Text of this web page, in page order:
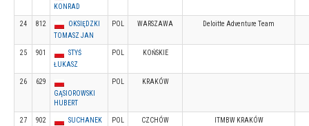
KONRAD
24 812
OKSIĘDZKI
TOMASZ JAN
POL WARSZAWA Deloitte Adventure Team
25 901
STYŚ
ŁUKASZ
POL KOŃSKIE
26
629
GĄSIOROWSKI
HUBERT
POL KRAKÓW
27 902
SUCHANEK
POL CZCHÓW ITMBW KRAKÓW